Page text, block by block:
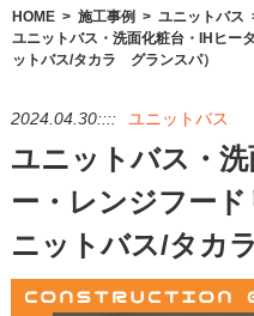
HOME 施工事例
ユニットバス
ユニットバス・洗面化粧台・IHヒー
ットバス/タカラ グランスパ）
2024.04.30:::: ユニットバス
ユニットバス・
ー・レンジフー
ニットバス/タカ